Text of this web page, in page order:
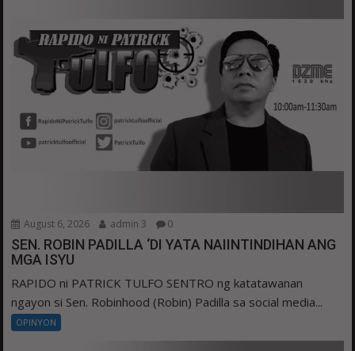
August 6, 2026 admin 3 0
SEN. ROBIN PADILLA ‘DI YATA NAIINTINDIHAN ANG
MGA ISYU
RAPIDO ni PATRICK TULFO SENTRO ng katatawanan
ngayon si Sen. Robinhood (Robin) Padilla sa social media...
OPINYON